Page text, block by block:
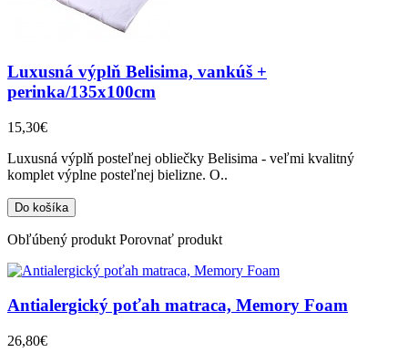
Luxusná výplň Belisima, vankúš +
perinka/135x100cm
15,30€
Luxusná výplň posteľnej obliečky Belisima - veľmi kvalitný
komplet výplne posteľnej bielizne. O..
Obľúbený produkt Porovnať produkt
Antialergický poťah matraca, Memory Foam
26,80€